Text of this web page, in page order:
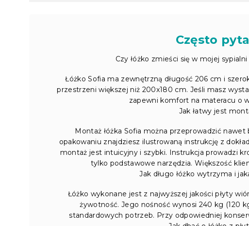
Często
Czy łóżko zmieści się w mojej
Łóżko Sofia ma zewnętrzną długość 206 cm i
przestrzeni większej niż 200x180 cm. Jeśli masz
zapewni komfort na materacu o
Jak łatwy jest
Montaż łóżka Sofia można przeprowadzić
opakowaniu znajdziesz ilustrowaną instrukcję z
montaż jest intuicyjny i szybki. Instrukcja prowadzi
tylko podstawowe narzędzia. Większość
Jak długo łóżko wytrzyma i
Łóżko wykonane jest z najwyższej jakości płyty
żywotność. Jego nośność wynosi 240 kg (120
standardowych potrzeb. Przy odpowiedniej